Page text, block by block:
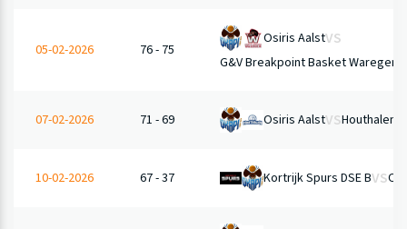
05-02-2026 76 - 75
Osiris AalstVS
G&V Breakpoint Basket Waregem
07-02-2026 71 - 69 Osiris AalstVSHouthalen
10-02-2026 67 - 37 Kortrijk Spurs DSE BVS